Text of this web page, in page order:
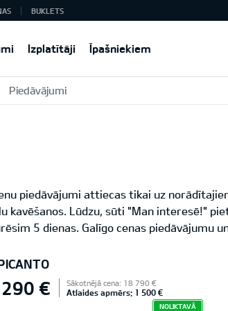
Izplatītāji Īpašniekiem
BUKLETS
AUTO AS
Piedāvājumi
piedāvājumi attiecas tikai uz
kavēšanos. Lūdzu, sūti "Man interesē!"
5 dienas. Galīgo cenas piedāvājumu
€ Sākotnējā cena: 18 790 €
Atlaides apmērs: 1 500 €
NOLIKTAVĀ